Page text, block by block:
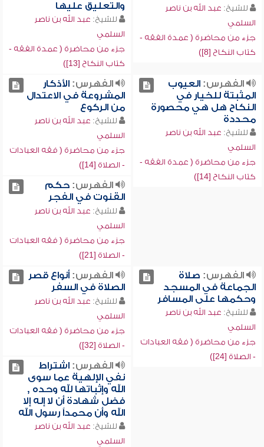
للشيخ: عبد الله بن ناصر
السلمي
جزء من محاضرة ( عمدة الفقه -
كتاب النكاح [8])
والتعليق عليها
للشيخ: عبد الله بن ناصر
السلمي
جزء من محاضرة ( عمدة الفقه -
كتاب النكاح [13])
الفهرس:العيوب
المثبتة للخيار في
النكاح هل هي محصورة
محددة
للشيخ: عبد الله بن ناصر
السلمي
جزء من محاضرة ( عمدة الفقه -
كتاب النكاح [14])
الفهرس:الأذكار
المشروعة في الاعتدال
من الركوع
للشيخ: عبد الله بن ناصر
السلمي
جزء من محاضرة ( فقه العبادات
- الصلاة [14])
الفهرس:حكم
القنوت في الفجر
للشيخ: عبد الله بن ناصر
السلمي
جزء من محاضرة ( فقه العبادات
- الصلاة [21])
الفهرس: صلاة
الجماعة في المسجد
وحكمها على المسافر
للشيخ: عبد الله بن ناصر
السلمي
جزء من محاضرة ( فقه العبادات
- الصلاة [24])
الفهرس:أنواع قصر
الصلاة في السفر
للشيخ: عبد الله بن ناصر
السلمي
جزء من محاضرة ( فقه العبادات
- الصلاة [32])
الفهرس:اشتراط
نفي الإلهية عما سوى
الله وإثباتها لله وحده ,
فضل شهادة أن لا إله إلا
الله وأن محمداً رسول الله
للشيخ: عبد الله بن ناصر
السلمي